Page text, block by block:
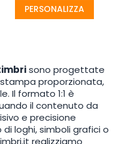
PERSONALIZZA
sono progettate
proporzionata,
Il formato 1:1 è
il contenuto da
e precisione
loghi, simboli grafici o
realizziamo